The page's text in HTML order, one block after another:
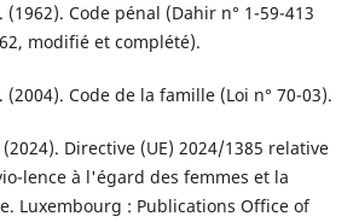
Code pénal (Dahir n° 1-59-413
modifié et complété).
(2004). Code de la famille (Loi n° 70-03).
Directive (UE) 2024/1385 relative
lence à l'égard des femmes et la
Luxembourg : Publications Office of